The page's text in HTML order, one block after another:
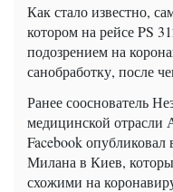
Как стало известно,
котором на рейсе PS
подозрением на
санобработку, после
Ранее сооснователь
медицинской отрасли
Facebook опубликовал
Милана в Киев,
схожими на